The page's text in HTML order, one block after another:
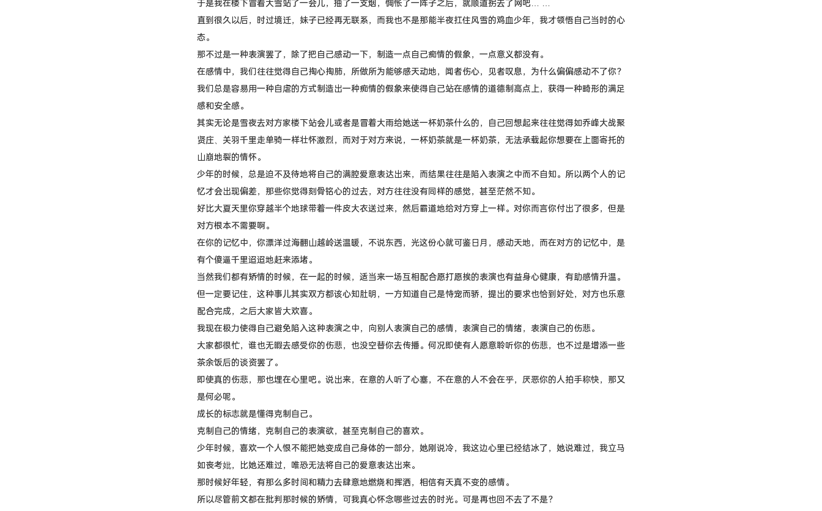
于是我在楼下冒着大雪站了一会儿，抽了一支烟，惆怅了一阵子之后，就顺道拐去了网吧… …
直到很久以后，时过境迁，妹子已经再无联系，而我也不是那能半夜扛住风雪的鸡血少年，我才领悟自己当时的心
态。
那不过是一种表演罢了，除了把自己感动一下，制造一点自己痴情的假象，一点意义都没有。
在感情中，我们往往觉得自己掏心掏肺，所做所为能够感天动地，闻者伤心，见者叹息，为什么偏偏感动不了你？
我们总是容易用一种自虐的方式制造出一种痴情的假象来使得自己站在感情的道德制高点上，获得一种畸形的满足
感和安全感。
其实无论是雪夜去对方家楼下站会儿或者是冒着大雨给她送一杯奶茶什么的，自己回想起来往往觉得如乔峰大战聚
贤庄、关羽千里走单骑一样壮怀激烈，而对于对方来说，一杯奶茶就是一杯奶茶，无法承载起你想要在上面寄托的
山崩地裂的情怀。
少年的时候，总是迫不及待地将自己的满腔爱意表达出来，而结果往往是陷入表演之中而不自知。所以两个人的记
忆才会出现偏差，那些你觉得刻骨铭心的过去，对方往往没有同样的感觉，甚至茫然不知。
好比大夏天里你穿越半个地球带着一件皮大衣送过来，然后霸道地给对方穿上一样。对你而言你付出了很多，但是
对方根本不需要啊。
在你的记忆中，你漂洋过海翻山越岭送温暖，不说东西，光这份心就可鉴日月，感动天地，而在对方的记忆中，是
有个傻逼千里迢迢地赶来添堵。
当然我们都有矫情的时候，在一起的时候，适当来一场互相配合愿打愿挨的表演也有益身心健康，有助感情升温。
但一定要记住，这种事儿其实双方都该心知肚明，一方知道自己是恃宠而骄，提出的要求也恰到好处，对方也乐意
配合完成，之后大家皆大欢喜。
我现在极力使得自己避免陷入这种表演之中，向别人表演自己的感情，表演自己的情绪，表演自己的伤悲。
大家都很忙，谁也无暇去感受你的伤悲，也没空替你去传播。何况即使有人愿意聆听你的伤悲，也不过是增添一些
茶余饭后的谈资罢了。
即使真的伤悲，那也埋在心里吧。说出来，在意的人听了心塞，不在意的人不会在乎，厌恶你的人拍手称快，那又
是何必呢。
成长的标志就是懂得克制自己。
克制自己的情绪，克制自己的表演欲，甚至克制自己的喜欢。
少年时候，喜欢一个人恨不能把她变成自己身体的一部分，她刚说冷，我这边心里已经结冰了，她说难过，我立马
如丧考妣，比她还难过，唯恐无法将自己的爱意表达出来。
那时候好年轻，有那么多时间和精力去肆意地燃烧和挥洒，相信有天真不变的感情。
所以尽管前文都在批判那时候的矫情，可我真心怀念哪些过去的时光。可是再也回不去了不是？